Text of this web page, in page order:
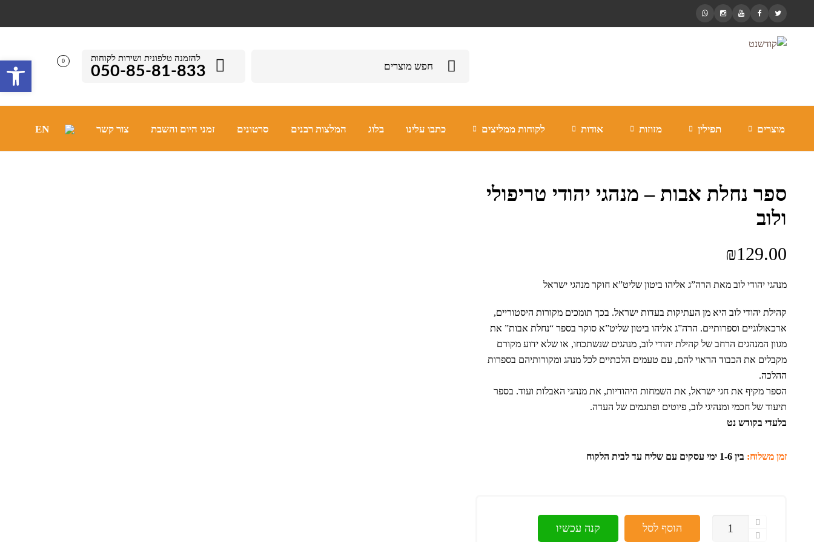
להזמנה טלפונית ושירות לקוחות
050-85-81-833
0
מוצרים תפילין מזוזות אודות לקוחות ממליצים כתבו עלינו בלוג המלצות רבנים סרטונים זמני היום והשבת צור קשר EN
ספר נחלת אבות – מנהגי יהודי טריפולי
ולוב
₪129.00
מנהגי יהודי לוב מאת הרה”ג אליהו ביטון שליט”א חוקר מנהגי ישראל
קהילת יהודי לוב היא מן העתיקות בעדות ישראל. בכך תומכים מקורות היסטוריים,
ארכאולוגיים וספרותיים. הרה”ג אליהו ביטון שליט”א סוקר בספר “נחלת אבות” את
מגוון המנהגים הרחב של קהילת יהודי לוב, מנהגים שנשתכחו, או שלא ידוע מקורם
מקבלים את הכבוד הראוי להם, עם טעמים הלכתיים לכל מנהג ומקורותיהם בספרות
ההלכה.
הספר מקיף את חגי ישראל, את השמחות היהודיות, את מנהגי האבלות ועוד. בספר
תיעוד של חכמי ומנהיגי לוב, פיוטים ופתגמים של העדה.
בלעדי בקודש נט
זמן משלוח: בין 1-6 ימי עסקים עם שליח עד לבית הלקוח
כמות
הוסף לסל קנה עכשיו
פתח